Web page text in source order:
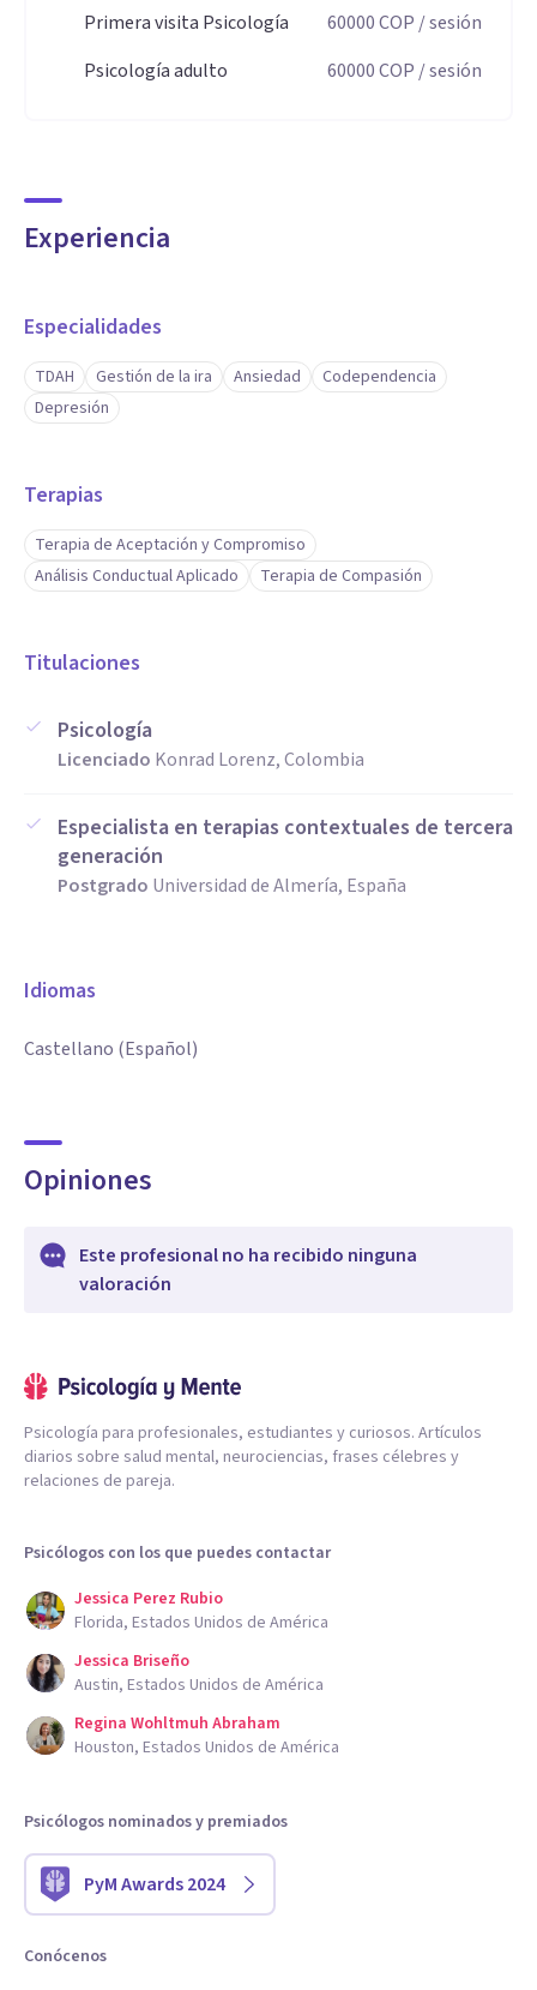
Primera visita Psicología
60000COP / sesión
Psicología adulto
60000COP / sesión
Experiencia
Especialidades
TDAH Gestión de la ira Ansiedad
Codependencia
Depresión
Terapias
Terapia de Aceptación y Compromiso
Análisis Conductual Aplicado
Terapia de Compasión
Titulaciones
Psicología
Licenciado Konrad Lorenz, Colombia
Especialista en terapias contextuales de tercera
generación
Postgrado Universidad de Almería, España
Idiomas
Castellano (Español)
Opiniones
Este profesional no ha recibido ninguna
valoración
Psicología para profesionales, estudiantes y curiosos. Artículos
diarios sobre salud mental, neurociencias, frases célebres y
relaciones de pareja.
Psicólogos con los que puedes contactar
Jessica Perez Rubio
Florida, Estados Unidos de América
Jessica Briseño
Austin, Estados Unidos de América
Regina Wohltmuh Abraham
Houston, Estados Unidos de América
Psicólogos nominados y premiados
PyM Awards 2024
Conócenos